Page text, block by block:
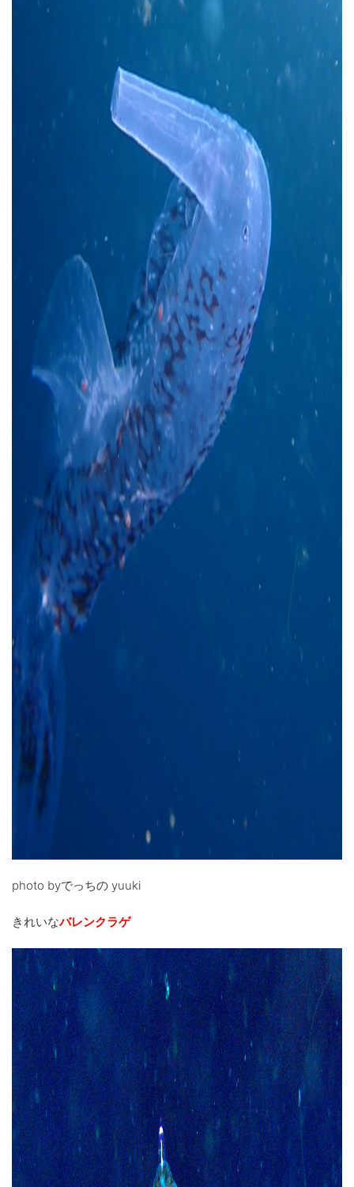
photo byでっちの yuuki
きれいなバレンクラゲ